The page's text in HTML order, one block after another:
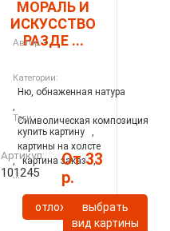
МОРАЛЬ И
ИСКУССТВО
РАЗДЕ ...
Автор: -
Категории:
Ню, обнаженная натура
,
Символическая композиция
Тэги:
купить картину
,
картины на холсте
, картина заказ ,
...
Артикул:
101245
От 33
р.
отложитьвыбрать
вид картины